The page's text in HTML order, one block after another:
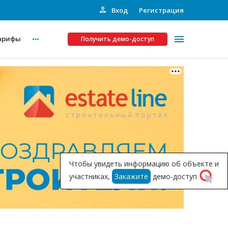
Вход Регистрация
Получить демо-доступ
Платные услуги
Рекламодателям
Инвестпроекты
Подписка на Базу
Чтобы увидеть информацию об объекте и
участниках, Закажите демо-доступ